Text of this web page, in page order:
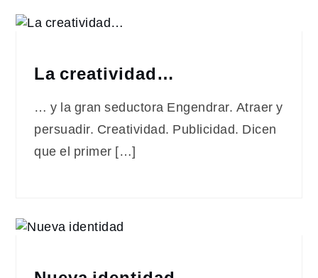
La creatividad…
… y la gran seductora Engendrar. Atraer y
persuadir. Creatividad. Publicidad. Dicen
que el primer […]